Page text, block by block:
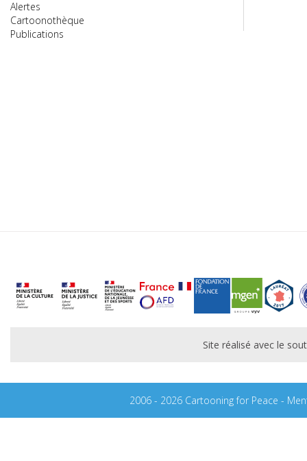
Alertes
Cartoonothèque
Publications
Site réalisé avec le
2006 - 2026 Cartooning for Peace -